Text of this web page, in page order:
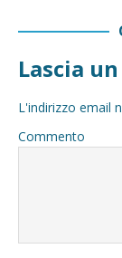
Lascia
L'indirizzo email
Commento